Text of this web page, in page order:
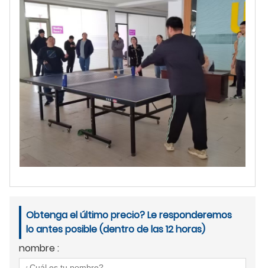
Obtenga el último precio? Le responderemos
lo antes posible (dentro de las 12 horas)
nombre :